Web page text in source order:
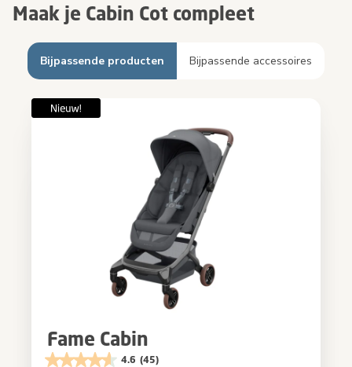
Maak je Cabin Cot compleet
Bijpassende producten Bijpassende accessoires
Fame Cabin
4.6 (45)